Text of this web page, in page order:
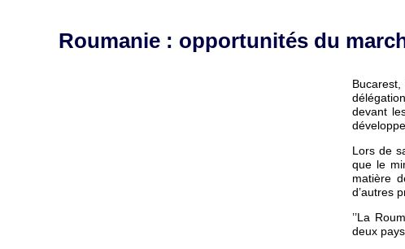
Roumanie : opportunités du
devant
Lors de
que le
matière
d’autres
’’La
deux